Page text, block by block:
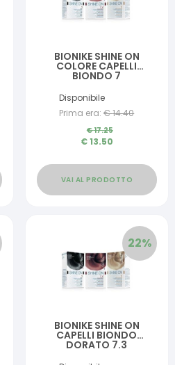
BIONIKE SHINE ON
COLORE CAPELLI
BIONDO 7
Disponibile
Prima era: €14.40
€17.25
€13.50
VAI AL PRODOTTO
22%
BIONIKE SHINE ON
CAPELLI BIONDO
DORATO 7.3